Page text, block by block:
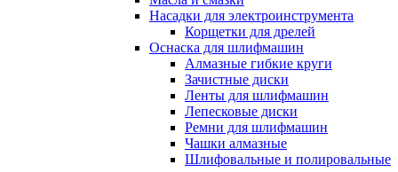
Насадки для электроинструмента
Корщетки для дрелей
Оснаска для шлифмашин
Алмазные гибкие круги
Зачистные диски
Ленты для шлифмашин
Лепесковые диски
Ремни для шлифмашин
Чашки алмазные
Шлифовальные и полировальные